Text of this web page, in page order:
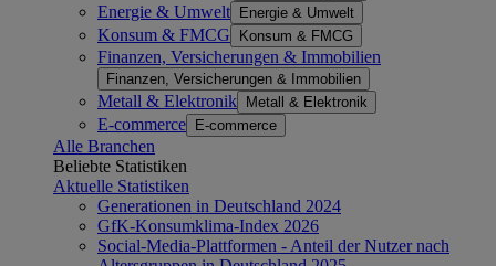
Energie & Umwelt Energie & Umwelt
Konsum & FMCG Konsum & FMCG
Finanzen, Versicherungen & Immobilien
Finanzen, Versicherungen & Immobilien
Metall & Elektronik Metall & Elektronik
E-commerce E-commerce
Alle Branchen
Beliebte Statistiken
Aktuelle Statistiken
Generationen in Deutschland 2024
GfK-Konsumklima-Index 2026
Social-Media-Plattformen - Anteil der Nutzer nach